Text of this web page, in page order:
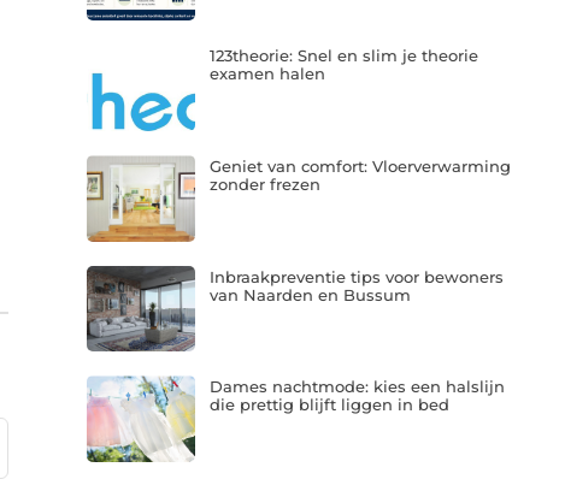
123theorie: Snel en slim je theorie
examen halen
Geniet van comfort: Vloerverwarming
zonder frezen
Inbraakpreventie tips voor bewoners
van Naarden en Bussum
Dames nachtmode: kies een halslijn
die prettig blijft liggen in bed